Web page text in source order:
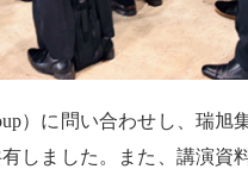
）に問い合わせし、瑞旭
しました。また、講演資